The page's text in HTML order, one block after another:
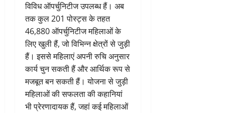
विविध ऑपर्चुनिटीज उपलब्ध हैं। अब
तक कुल 201 पोस्ट्स के तहत
46,880 ऑपर्चुनिटीज महिलाओं के
लिए खुली हैं, जो विभिन्न क्षेत्रों से जुड़ी
हैं। इससे महिलाएं अपनी रुचि अनुसार
कार्य चुन सकती हैं और आर्थिक रूप से
मजबूत बन सकती हैं। योजना से जुड़ी
महिलाओं की सफलता की कहानियां
भी प्रेरणादायक हैं, जहां कई महिलाओं